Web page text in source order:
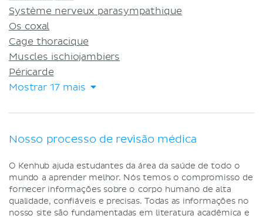
Système nerveux parasympathique
Os coxal
Cage thoracique
Muscles ischiojambiers
Péricarde
Mostrar 17 mais
Nosso processo de revisão médica
O Kenhub ajuda estudantes da área da saúde de todo o
mundo a aprender melhor. Nós temos o compromisso de
fornecer informações sobre o corpo humano de alta
qualidade, confiáveis e precisas. Todas as informações no
nosso site são fundamentadas em literatura acadêmica e